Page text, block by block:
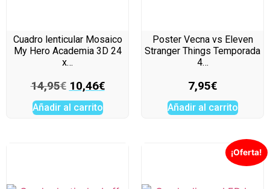
Cuadro lenticular Mosaico
My Hero Academia 3D 24
x…
14,95€ 10,46€
Añadir al carrito
Poster Vecna vs Eleven
Stranger Things Temporada
4…
7,95€
Añadir al carrito
¡Oferta!